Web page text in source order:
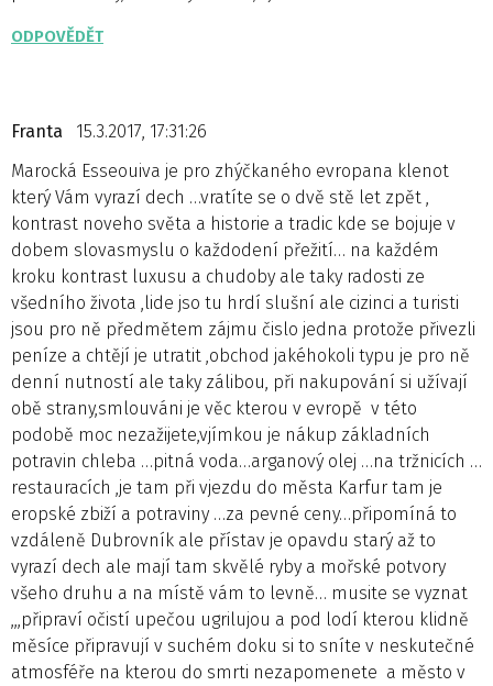
ODPOVĚDĚT
Franta
15.3.2017, 17:31:26
Marocká Esseouiva je pro zhýčkaného evropana klenot
který Vám vyrazí dech …vratíte se o dvě stě let zpět ,
kontrast noveho světa a historie a tradic kde se bojuje v
dobem slovasmyslu o každodení přežití… na každém
kroku kontrast luxusu a chudoby ale taky radosti ze
všedního života ,lide jso tu hrdí slušní ale cizinci a turisti
jsou pro ně předmětem zájmu čislo jedna protože přivezli
peníze a chtějí je utratit ,obchod jakéhokoli typu je pro ně
denní nutností ale taky zálibou, při nakupování si užívají
obě strany,smlouváni je věc kterou v evropě v této
podobě moc nezažijete,vjímkou je nákup základních
potravin chleba …pitná voda…arganový olej …na tržnicích …
restauracích ,je tam při vjezdu do města Karfur tam je
eropské zbiží a potraviny …za pevné ceny…připomíná to
vzdáleně Dubrovník ale přístav je opavdu starý až to
vyrazí dech ale mají tam skvělé ryby a mořské potvory
všeho druhu a na místě vám to levně… musite se vyznat
,,,připraví očistí upečou ugrilujou a pod lodí kterou klidně
měsíce připravují v suchém doku si to sníte v neskutečné
atmosféře na kterou do smrti nezapomenete a město v